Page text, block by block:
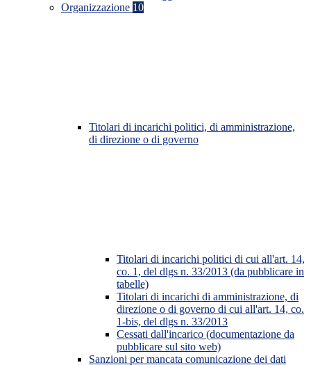
Organizzazione 10
Titolari di incarichi politici, di amministrazione,
di direzione o di governo
Titolari di incarichi politici di cui all'art. 14,
co. 1, del dlgs n. 33/2013 (da pubblicare in
tabelle)
Titolari di incarichi di amministrazione, di
direzione o di governo di cui all'art. 14, co.
1-bis, del dlgs n. 33/2013
Cessati dall'incarico (documentazione da
pubblicare sul sito web)
Sanzioni per mancata comunicazione dei dati